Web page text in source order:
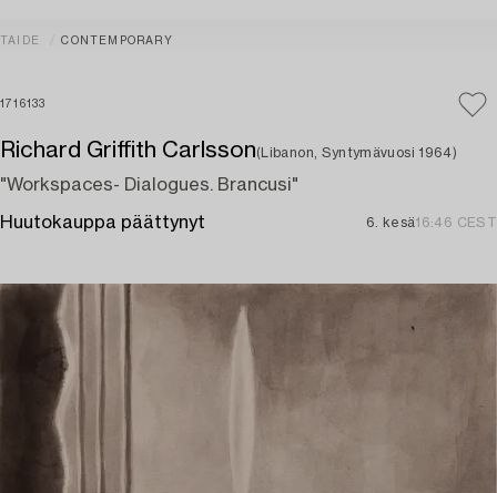
TAIDE CONTEMPORARY
1716133
Richard Griffith Carlsson(Libanon, Syntymävuosi 1964)
"Workspaces- Dialogues. Brancusi"
Huutokauppa päättynyt 6. kesä16:46 CEST